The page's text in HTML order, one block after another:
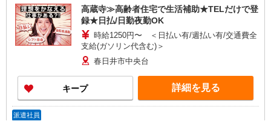
高蔵寺≫高齢者住宅で生活補助★TELだけで登
録★日払/日勤夜勤OK
時給1250円〜 ＜日払い有/週払い有/交通費全
支給(ガソリン代含む)＞
春日井市中央台
キープ 詳細を見る
派遣社員